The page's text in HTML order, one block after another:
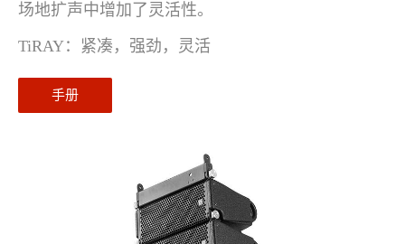
场地扩声中增加了灵活性。
TiRAY：紧凑，强劲，灵活
手册